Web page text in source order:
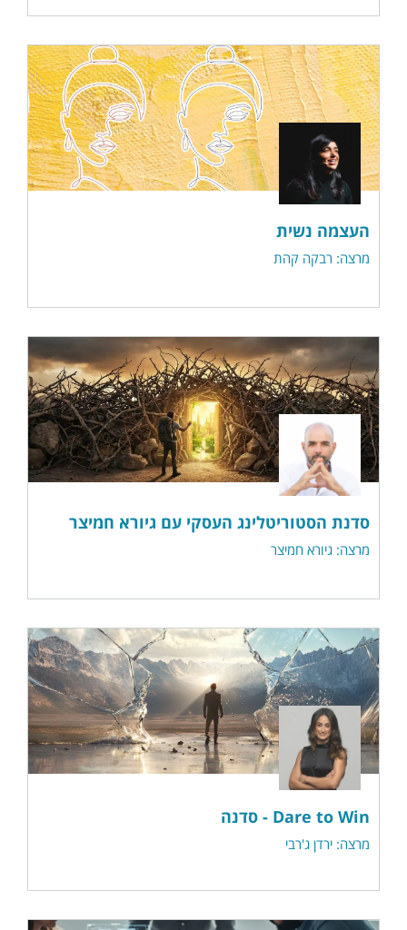
העצמה נשית
מרצה: רבקה קהת
סדנת הסטוריטלינג העסקי עם גיורא חמיצר
מרצה: גיורא חמיצר
Dare to Win - סדנה
מרצה: ירדן ג'רבי